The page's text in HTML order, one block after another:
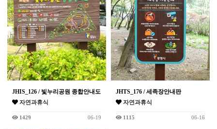
JHIS_126 / 빛누리공원 종합안내도
자연과휴식
1429 06-19
JHTS_176 / 세족장안내판
자연과휴식
1115 06-16